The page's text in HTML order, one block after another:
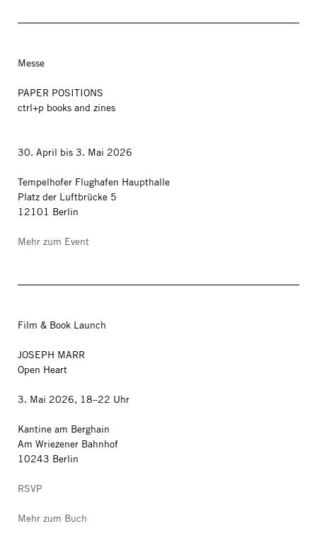
Messe
PAPER POSITIONS
ctrl+p books and zines
30. April bis 3. Mai 2026
Tempelhofer Flughafen Haupthalle
Platz der Luftbrücke 5
12101 Berlin
Mehr zum Event
Film & Book Launch
JOSEPH MARR
Open Heart
3. Mai 2026, 18–22 Uhr
Kantine am Berghain
Am Wriezener Bahnhof
10243 Berlin
RSVP
Mehr zum Buch